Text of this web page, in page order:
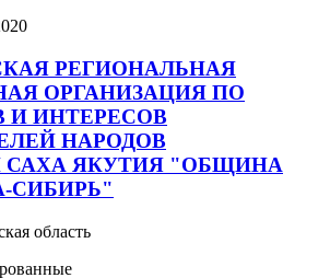
РЕГИОНАЛЬНАЯ
ОРГАНИЗАЦИЯ ПО
И ИНТЕРЕСОВ
НАРОДОВ
САХА ЯКУТИЯ "ОБЩИНА
СИБИРЬ"
область